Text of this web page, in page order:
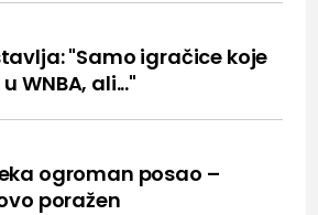
"Samo igračice koje
WNBA, ali..."
ogroman posao –
poražen